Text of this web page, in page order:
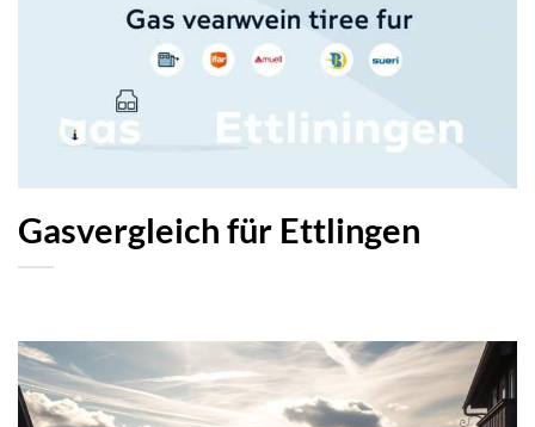
Gasvergleich für Ettlingen